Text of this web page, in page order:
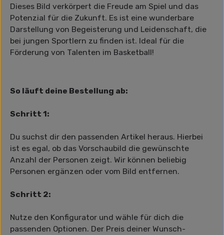
Dieses Bild verkörpert die Freude am Spiel und das
Potenzial für die Zukunft. Es ist eine wunderbare
Darstellung von Begeisterung und Leidenschaft, die
bei jungen Sportlern zu finden ist. Ideal für die
Förderung von Talenten im Basketball!
So läuft deine Bestellung ab:
Schritt 1:
Du suchst dir den passenden Artikel heraus. Hierbei
ist es egal, ob das Vorschaubild die gewünschte
Anzahl der Personen zeigt. Wir können beliebig
Personen ergänzen oder vom Bild entfernen.
Schritt 2:
Nutze den Konfigurator und wähle für dich die
passenden Optionen. Der Preis deiner Wunsch-